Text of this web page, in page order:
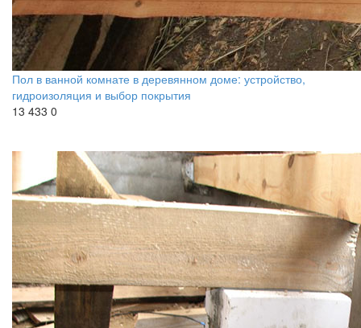
Пол в ванной комнате в деревянном доме: устройство,
гидроизоляция и выбор покрытия
13 433 0